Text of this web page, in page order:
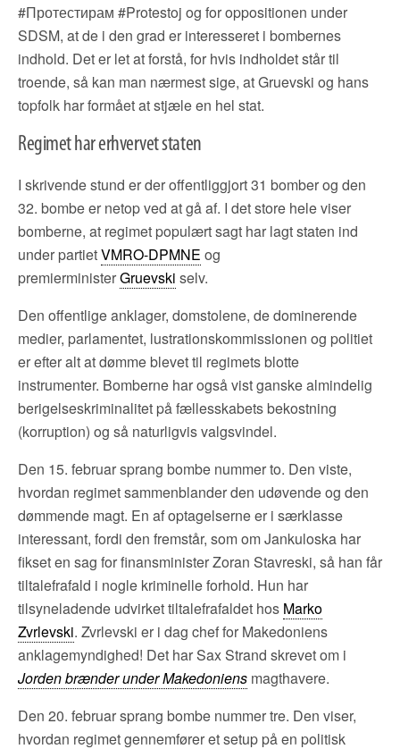
#Протестирам #Protestoj og for oppositionen under
SDSM, at de i den grad er interesseret i bombernes
indhold. Det er let at forstå, for hvis indholdet står til
troende, så kan man nærmest sige, at Gruevski og hans
topfolk har formået at stjæle en hel stat.
Regimet har erhvervet staten
I skrivende stund er der offentliggjort 31 bomber og den
32. bombe er netop ved at gå af. I det store hele viser
bomberne, at regimet populært sagt har lagt staten ind
under partietVMRO-DPMNE og
premierministerGruevski selv.
Den offentlige anklager, domstolene, de dominerende
medier, parlamentet, lustrationskommissionen og politiet
er efter alt at dømme blevet til regimets blotte
instrumenter. Bomberne har også vist ganske almindelig
berigelseskriminalitet på fællesskabets bekostning
(korruption) og så naturligvis valgsvindel.
Den 15. februar sprang bombe nummer to. Den viste,
hvordan regimet sammenblander den udøvende og den
dømmende magt. En af optagelserne er i særklasse
interessant, fordi den fremstår, som om Jankuloska har
fikset en sag for finansminister Zoran Stavreski, så han får
tiltalefrafald i nogle kriminelle forhold. Hun har
tilsyneladende udvirket tiltalefrafaldet hos Marko
Zvrlevski. Zvrlevski er i dag chef for Makedoniens
anklagemyndighed! Det har Sax Strand skrevet om i
Jorden brænder under Makedoniens magthavere.
Den 20. februar sprang bombe nummer tre. Den viser,
hvordan regimet gennemfører et setup på en politisk